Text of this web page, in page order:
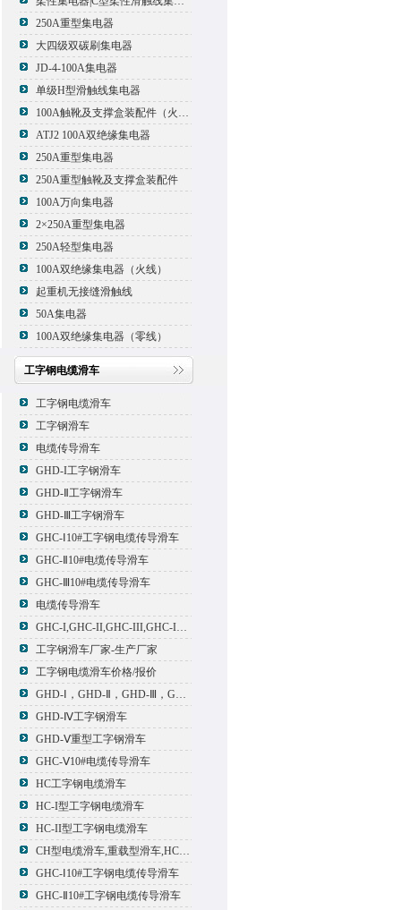
250A重型集电器
大四级双碳刷集电器
JD-4-100A集电器
单级H型滑触线集电器
100A触靴及支撑盒装配件（火线）
ATJ2 100A双绝缘集电器
250A重型集电器
250A重型触靴及支撑盒装配件
100A万向集电器
2×250A重型集电器
250A轻型集电器
100A双绝缘集电器（火线）
起重机无接缝滑触线
50A集电器
100A双绝缘集电器（零线）
工字钢电缆滑车
工字钢电缆滑车
工字钢滑车
电缆传导滑车
GHD-I工字钢滑车
GHD-Ⅱ工字钢滑车
GHD-Ⅲ工字钢滑车
GHC-Ⅰ10#工字钢电缆传导滑车
GHC-Ⅱ10#电缆传导滑车
GHC-Ⅲ10#电缆传导滑车
电缆传导滑车
GHC-I,GHC-II,GHC-III,GHC-IV,GHC-V电缆滑车
工字钢滑车厂家-生产厂家
工字钢电缆滑车价格/报价
GHD-Ⅰ，GHD-Ⅱ，GHD-Ⅲ，GHD-Ⅳ，GHD-Ⅴ工字钢滑车
GHD-Ⅳ工字钢滑车
GHD-Ⅴ重型工字钢滑车
GHC-Ⅴ10#电缆传导滑车
HC工字钢电缆滑车
HC-I型工字钢电缆滑车
HC-II型工字钢电缆滑车
CH型电缆滑车,重载型滑车,HC型滑车
GHC-Ⅰ10#工字钢电缆传导滑车
GHC-Ⅱ10#工字钢电缆传导滑车